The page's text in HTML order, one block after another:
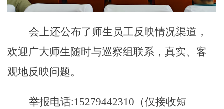
会上还公布了 师生员工反映情况渠道，
欢迎广大师生随时与巡察组联系，真实、客
观地反映问题。
举报电话:15279442310（仅接收短